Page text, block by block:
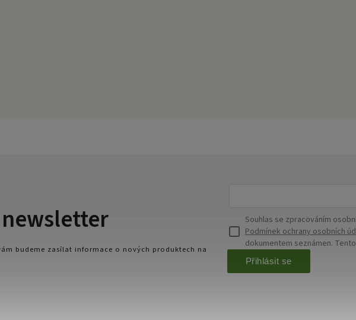
budeme zasílat informace o nových produktech na
Souhlas se zpracováním
Podmínek ochrany osobních
dokumentem seznámen.
Přihlásit se